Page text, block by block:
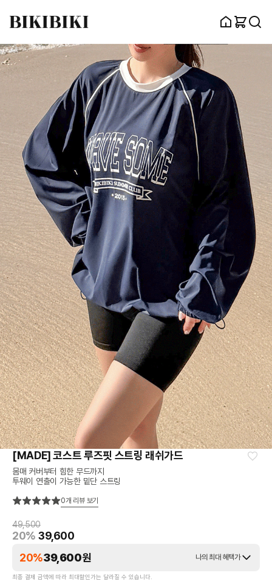
[MADE] 코스트 루즈핏 스트링 래쉬가드
몸매 커버부터 힘한 무드까지
투웨이 연출이 가능한 밑단 스트링
0개 리뷰 보기
20%39,600원 나의 최대 혜택가
최종 결제 금액에 따라 최대할인가는 달라질 수 있습니다.
49,500
20% 39,600